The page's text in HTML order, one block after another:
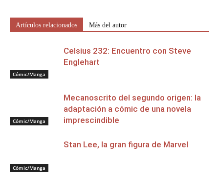
Artículos relacionados Más del autor
Cómic/Manga
Celsius 232: Encuentro con Steve
Englehart
Cómic/Manga
Mecanoscrito del segundo origen: la
adaptación a cómic de una novela
imprescindible
Cómic/Manga
Stan Lee, la gran figura de Marvel